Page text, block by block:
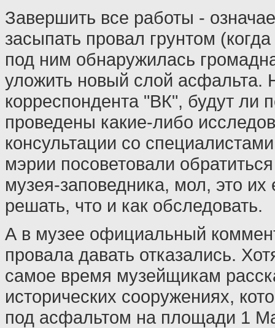
Завершить все работы -
засыпать провал грунтом
под ним обнаружилась
уложить новый слой асфальта.
корреспондента "ВК", будут ли
проведены какие-либо
консультации со
мэрии посоветовали
музея-заповедника, мол, это
решать, что и как обследовать.
А в музее официальный
провала давать отказались.
самое время музейщикам
исторических сооружениях,
под асфальтом на площади 1